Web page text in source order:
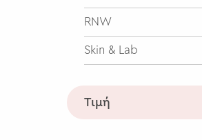
RNW
Skin & Lab
Τιμή